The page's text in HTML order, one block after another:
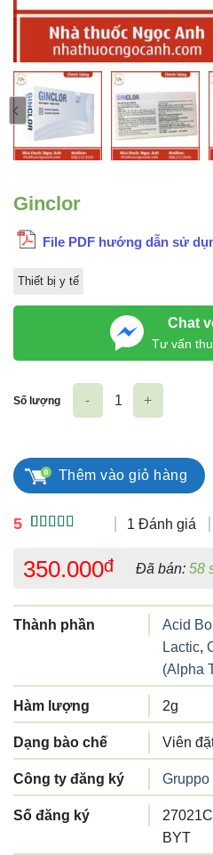
Ginclor
File PDF hướng dẫn sử
Thiết bị y tế
Chat
Tư vấn
5
đánh giá
1 Đánh giá
350.000đ Đã bán: 58
Thành phần Acid
Lactic,
(Alpha
Hàm lượng 2g
Dạng bào chế Viên
Công ty đăng ký Gruppo
Số đăng ký
BYT
Số lượng
Thêm vào giỏ hàng